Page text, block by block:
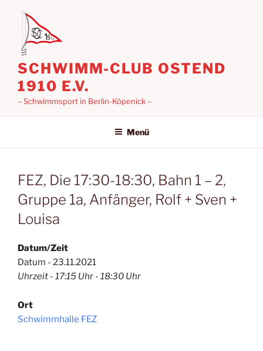
springen
SCHWIMM-CLUB OSTEND
1910 E.V.
– Schwimmsport in Berlin-Köpenick –
Menü
FEZ, Die 17:30-18:30, Bahn 1 – 2,
Gruppe 1a, Anfänger, Rolf + Sven +
Louisa
Datum/Zeit
Datum - 23.11.2021
Uhrzeit - 17:15 Uhr - 18:30 Uhr
Ort
Schwimmhalle FEZ